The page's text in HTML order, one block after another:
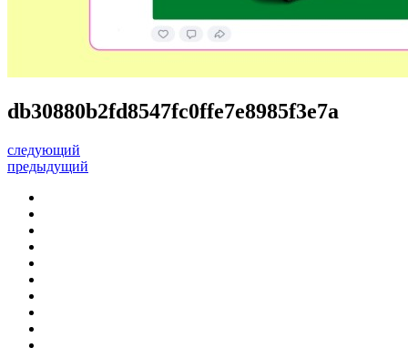
db30880b2fd8547fc0ffe7e8985f3e7a
следующий
предыдущий